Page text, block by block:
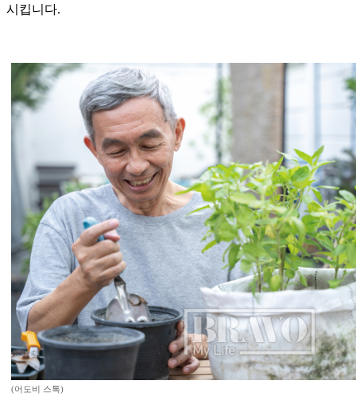
시킵니다.
(어도비 스톡)